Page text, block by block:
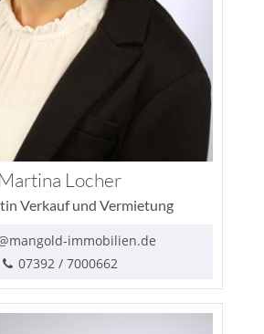
Martina Locher
Verkauf und Vermietung
immobilien.de
07392 / 7000662